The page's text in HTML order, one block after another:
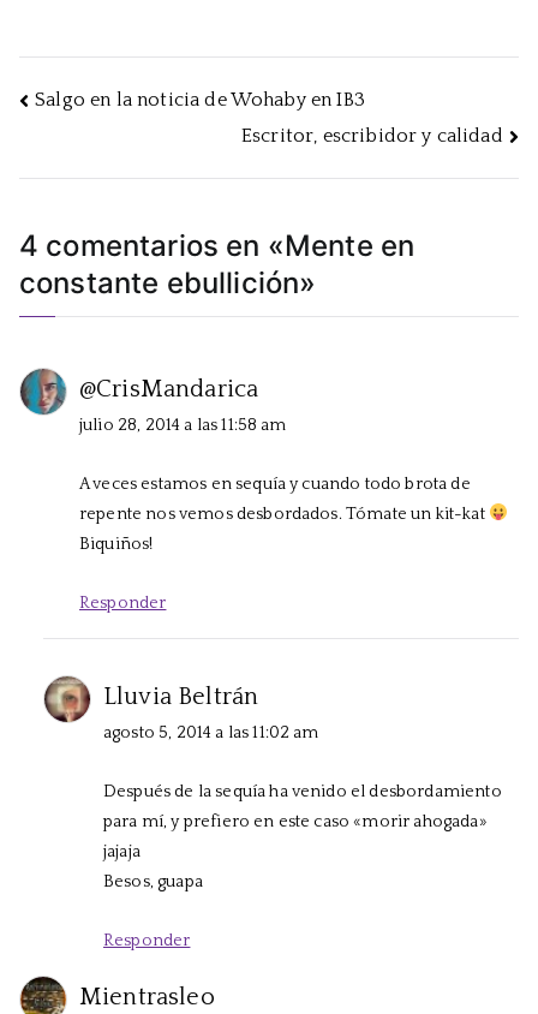
Navegación
Salgo en la noticia de Wohaby en IB3
Escritor, escribidor y calidad
4 comentarios en «Mente en
constante ebullición»
@CrisMandarica
julio 28, 2014 a las 11:58 am
A veces estamos en sequía y cuando todo brota de
repente nos vemos desbordados. Tómate un kit-kat
Biquiños!
Responder
Lluvia Beltrán
agosto 5, 2014 a las 11:02 am
Después de la sequía ha venido el desbordamiento
para mí, y prefiero en este caso «morir ahogada»
jajaja
Besos, guapa
Responder
Mientrasleo